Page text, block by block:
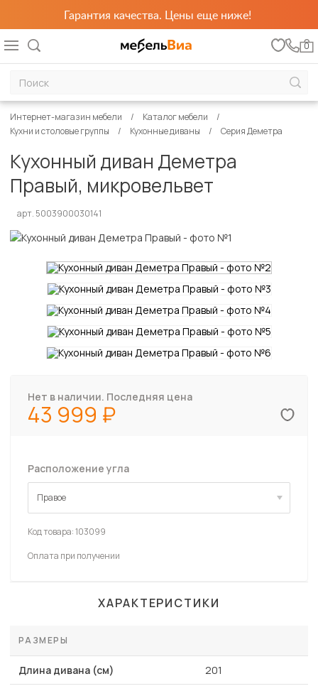
Гарантия качества. Цены еще ниже!
0
Интернет-магазин мебели
Каталог мебели
Кухни и столовые группы
Кухонные диваны Серия Деметра
Кухонный диван Деметра
Правый, микровельвет
арт. 5003900030141
Нет в наличии. Последняя цена
43 999
Расположение угла
Правое
Правое
Код товара:103099
Оплата при получении
ХАРАКТЕРИСТИКИ
РАЗМЕРЫ
Длина дивана (см) 201